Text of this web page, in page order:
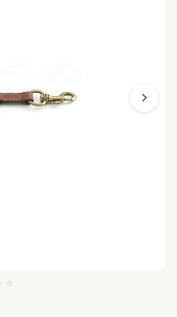
chevron_right